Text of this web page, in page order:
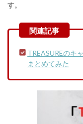
す。
TREASUREのキ
まとめてみた